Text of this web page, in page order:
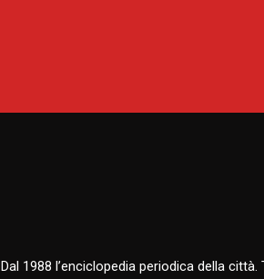
Dal 1988 l’enciclopedia periodica della